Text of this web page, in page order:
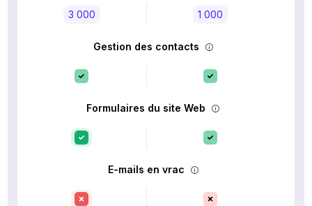
3 000 1 000
Gestion des contacts
Formulaires du site Web
E-mails en vrac